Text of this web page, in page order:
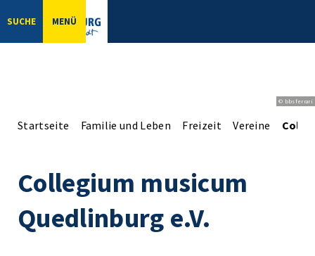
SUCHE MENÜ
© bbsferrari
Startseite Familie und Leben Freizeit Vereine
Collegium musicum
Quedlinburg e.V.